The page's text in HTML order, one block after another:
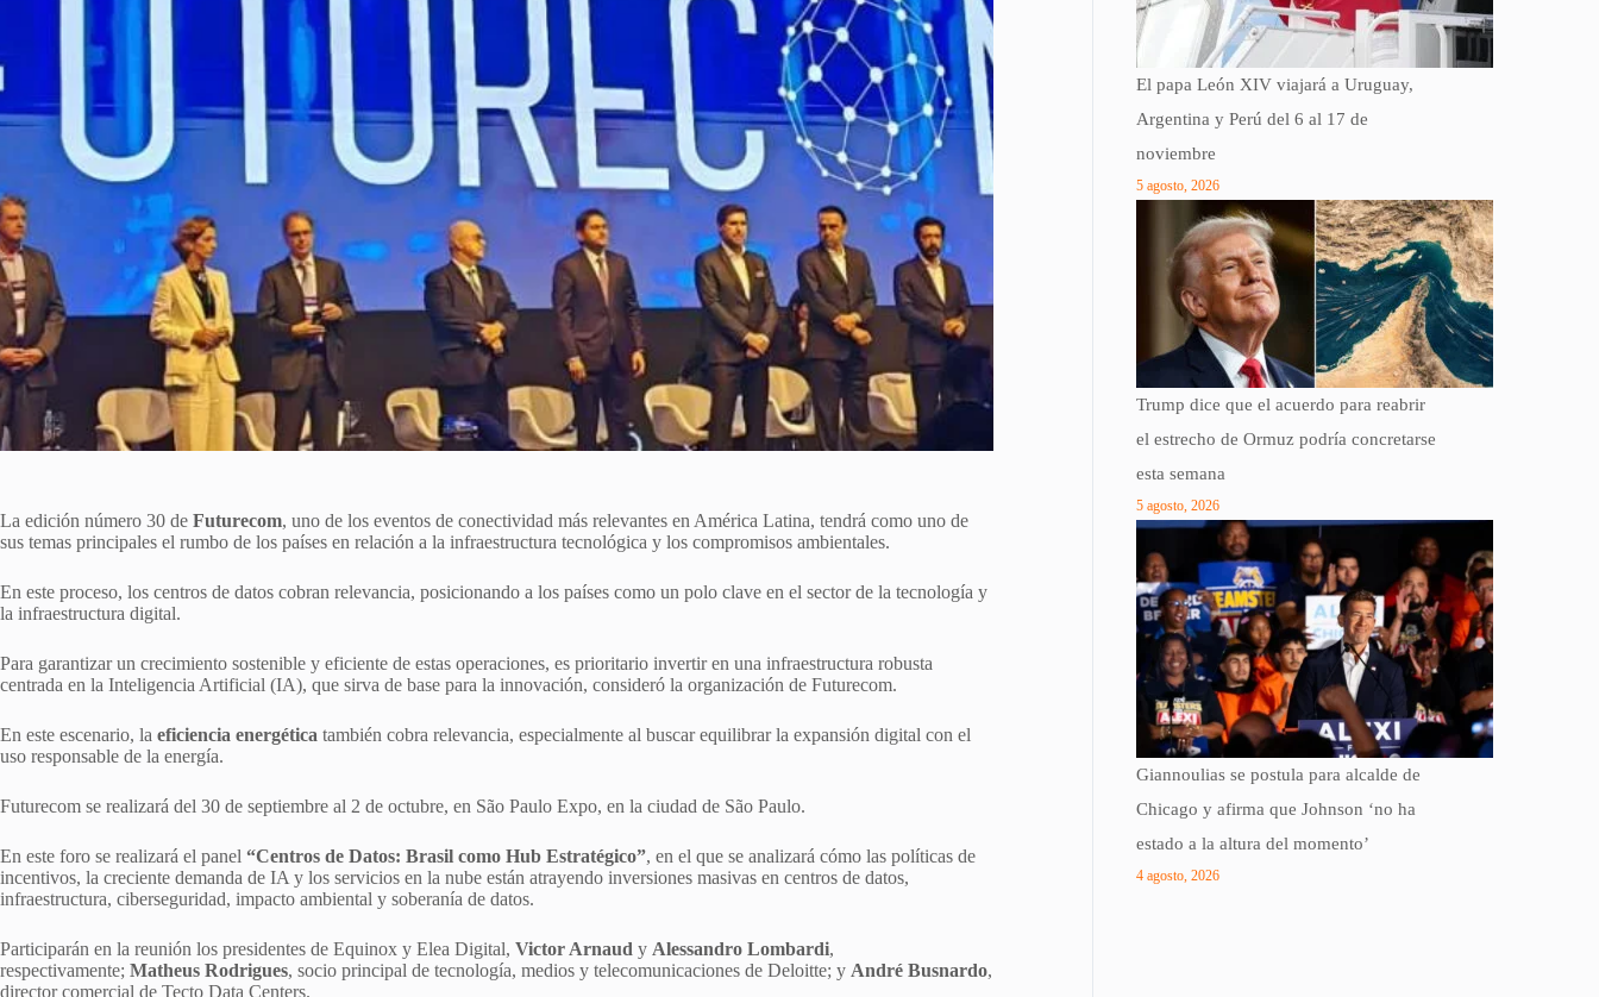
La edición número 30 de Futurecom, uno de los eventos de conectividad más relevantes en América Latina, tendrá como uno de
sus temas principales el rumbo de los países en relación a la infraestructura tecnológica y los compromisos ambientales.
En este proceso, los centros de datos cobran relevancia, posicionando a los países como un polo clave en el sector de la tecnología y
la infraestructura digital.
Para garantizar un crecimiento sostenible y eficiente de estas operaciones, es prioritario invertir en una infraestructura robusta
centrada en la Inteligencia Artificial (IA), que sirva de base para la innovación, consideró la organización de Futurecom.
En este escenario, la eficiencia energética también cobra relevancia, especialmente al buscar equilibrar la expansión digital con el
uso responsable de la energía.
Futurecom se realizará del 30 de septiembre al 2 de octubre, en São Paulo Expo, en la ciudad de São Paulo.
En este foro se realizará el panel “Centros de Datos: Brasil como Hub Estratégico”, en el que se analizará cómo las políticas de
incentivos, la creciente demanda de IA y los servicios en la nube están atrayendo inversiones masivas en centros de datos,
infraestructura, ciberseguridad, impacto ambiental y soberanía de datos.
Participarán en la reunión los presidentes de Equinox y Elea Digital, Victor Arnaud y Alessandro Lombardi,
respectivamente; Matheus Rodrigues, socio principal de tecnología, medios y telecomunicaciones de Deloitte; y André Busnardo,
director comercial de Tecto Data Centers.
El papa León XIV viajará a Uruguay,
Argentina y Perú del 6 al 17 de
noviembre
5 agosto, 2026
Trump dice que el acuerdo para reabrir
el estrecho de Ormuz podría concretarse
esta semana
5 agosto, 2026
Giannoulias se postula para alcalde de
Chicago y afirma que Johnson ‘no ha
estado a la altura del momento’
4 agosto, 2026